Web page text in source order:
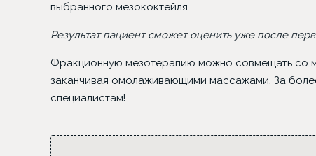
выбранного мезококтейля.
Результат пациент сможет оценить уже после
Фракционную мезотерапию можно совмещать со
заканчивая омолаживающими массажами. За
специалистам!